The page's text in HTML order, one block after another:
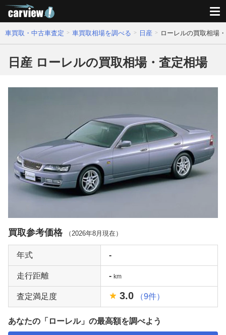
車買取・中古車査定 車買取相場を調べる 日産 ローレルの買取相場
日産 ローレルの買取相場・査定相場
買取参考価格 （ 2026年8月 現在）
年式 -
走行距離 - km
査定満足度 3.0 （9件）
あなたの「ローレル」の最高額を調べよう